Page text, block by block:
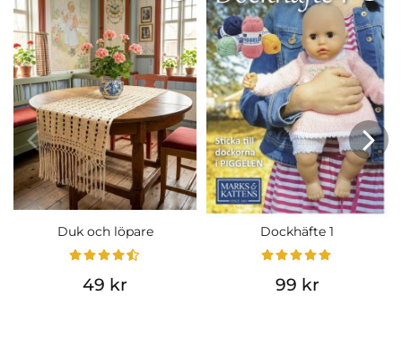
Duk och löpare
49 kr
Dockhäfte 1
99 kr